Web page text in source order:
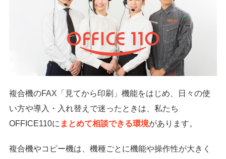
複合機のFAX「見てから印刷」機能をはじめ、日々の使
い方や導入・入れ替えで迷ったときは、私たち
OFFICE110に まとめて相談できる環境があります。
複合機やコピー機は、機種ごとに機能や操作性が大きく